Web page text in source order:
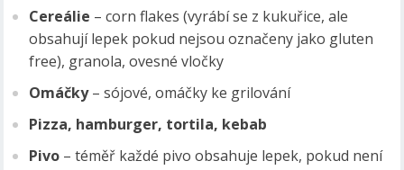
Cereálie – corn flakes (vyrábí se z kukuřice, ale
obsahují lepek pokud nejsou označeny jako gluten
free), granola, ovesné vločky
Omáčky– sójové, omáčky ke grilování
Pizza, hamburger, tortila, kebab
Pivo – téměř každé pivo obsahuje lepek, pokud není